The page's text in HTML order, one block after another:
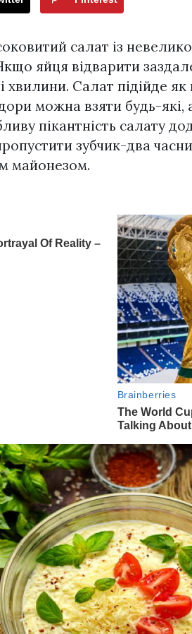
салат із
яйця відварити
хвилини. Салат підійде
можна взяти будь-які,
пікантність салату
зубчик-два
майонезом.